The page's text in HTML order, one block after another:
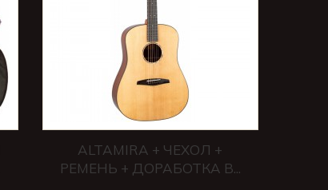
ALTAMIRA + ЧЕХОЛ +
РЕМЕНЬ + ДОРАБОТКА В...